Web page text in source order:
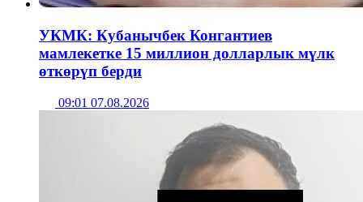
УКМК: Кубанычбек Конгантиев
мамлекетке 15 миллион долларлык мүлк
өткөрүп берди
09:01 07.08.2026